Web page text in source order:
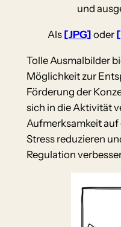
und
Als [JPG] oder
Tolle Ausmalbilder
Möglichkeit zur
Förderung der
sich in die Aktivität
Aufmerksamkeit auf
Stress reduzieren
Regulation